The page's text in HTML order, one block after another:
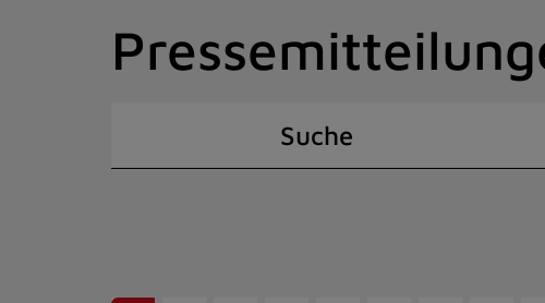
Suche